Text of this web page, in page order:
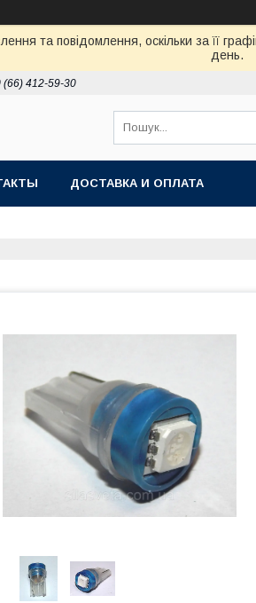
та повідомлення, оскільки за її
день.
(66) 412-59-30
ДОСТАВКА И ОПЛАТА